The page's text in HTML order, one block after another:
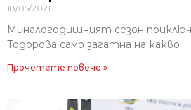
18/05/2021
Миналогодишният сезон
Тодорова само загатна на какво
Прочетете повече »